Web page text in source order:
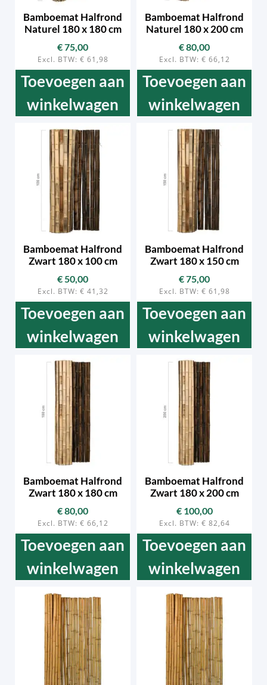
Bamboemat Halfrond
Naturel 180 x 180 cm
€75,00
Excl. BTW: € 61,98
Toevoegen aan
winkelwagen
Bamboemat Halfrond
Naturel 180 x 200 cm
€80,00
Excl. BTW: € 66,12
Toevoegen aan
winkelwagen
Bamboemat Halfrond
Zwart 180 x 100 cm
€50,00
Excl. BTW: € 41,32
Toevoegen aan
winkelwagen
Bamboemat Halfrond
Zwart 180 x 150 cm
€75,00
Excl. BTW: € 61,98
Toevoegen aan
winkelwagen
Bamboemat Halfrond
Zwart 180 x 180 cm
€80,00
Excl. BTW: € 66,12
Toevoegen aan
winkelwagen
Bamboemat Halfrond
Zwart 180 x 200 cm
€100,00
Excl. BTW: € 82,64
Toevoegen aan
winkelwagen